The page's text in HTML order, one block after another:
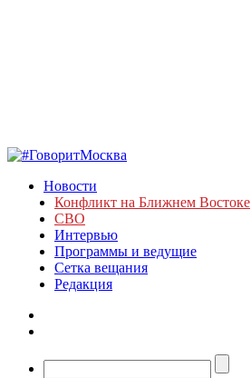
Новости
Конфликт на Ближнем Востоке
СВО
Интервью
Программы и ведущие
Сетка вещания
Редакция